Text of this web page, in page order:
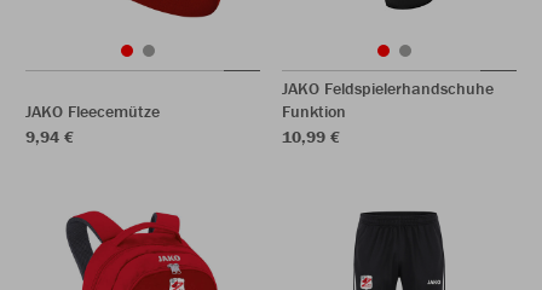
JAKO Fleecemütze
9,94 €
JAKO Feldspielerhandschuhe
Funktion
10,99 €